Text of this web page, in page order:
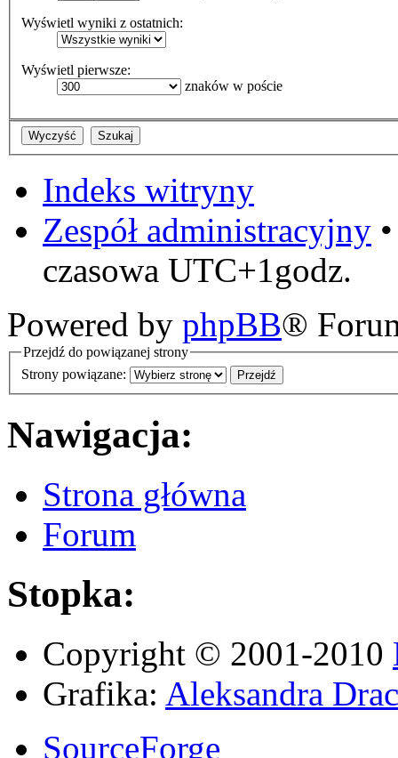
Wyświetl wyniki z ostatnich:
Wyświetl pierwsze:
znaków w poście
Indeks witryny
Zespół administracyjny
czasowa UTC+1godz.
Powered by phpBB®
Przejdź do powiązanej strony
Strony powiązane:
Nawigacja:
Strona główna
Forum
Stopka:
Copyright © 2001-2010
Grafika: Aleksandra
SourceForge